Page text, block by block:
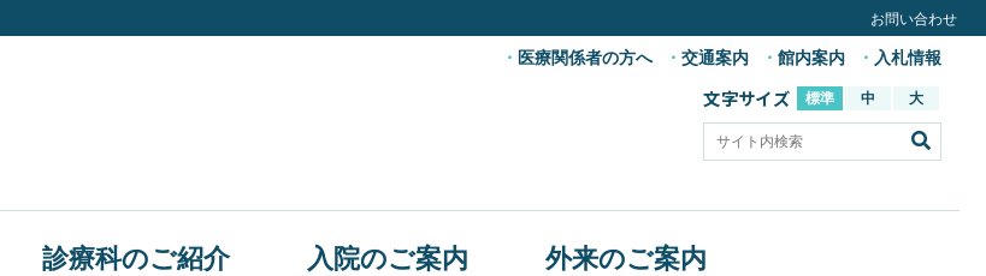
お問い合わせ
医療関係者の方へ 交通案内 館内案内 入札情報
文字サイズ 標準 中 大
診療科のご紹介 入院のご案内 外来のご案内